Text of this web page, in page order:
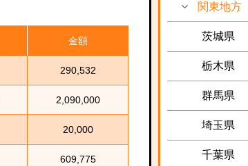
金額
290,532
2,090,000
20,000
609,775
関東地方
茨城県
栃木県
群馬県
埼玉県
千葉県